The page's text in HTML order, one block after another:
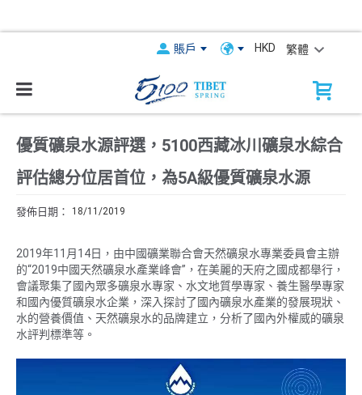
賬戶 HKD 繁體
優質礦泉水源評選，5100西藏冰川礦泉水綜合
評估總分位居首位，為5A級優質礦泉水源
18/11/2019
2019年11月14日，由中國礦業聯合會天然礦泉水專業委員會主辦
的“2019中國天然礦泉水產業峰會”，在美麗的天府之國成都舉行，
會議聚集了國內眾多礦泉水專家、水文地質學專家、養生醫學專家
和國內優質礦泉水企業，深入探討了國內礦泉水產業的發展現狀、
水的營養價值、天然礦泉水的品牌建立，分析了國內外權威的礦泉
水評判標準等。